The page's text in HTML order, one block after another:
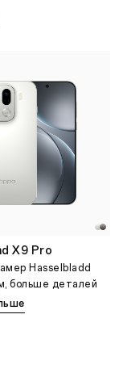
X9 Pro
Hasselbladd
больше деталей